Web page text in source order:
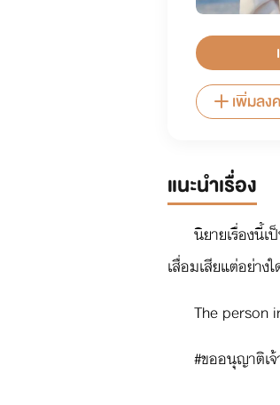
เพิ่มลง
แนะนำเรื่อง
นิยายเรื่องนี้
เสื่อมเสียแต่อย่างใ
The person
#ขออนุญาติเ